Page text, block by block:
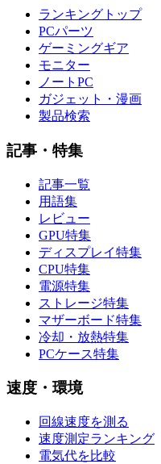
ランキングトップ
PCパーツ
ゲーミングギア
モニター
ノートPC
ガジェット・漫画
製品検索
記事・特集
記事一覧
用語集
レビュー
GPU特集
ディスプレイ特集
CPU特集
電源特集
ストレージ特集
マザーボード特集
冷却・放熱特集
PCケース特集
速度・環境
回線速度を測る
速度測定ランキング
電気代を比較